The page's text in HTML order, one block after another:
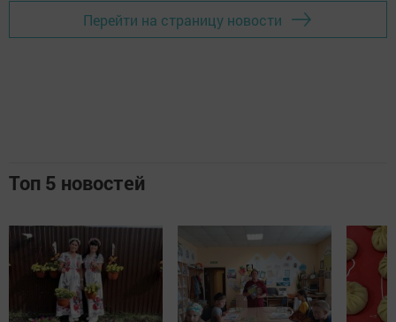
Перейти на страницу новости
Топ 5 новостей